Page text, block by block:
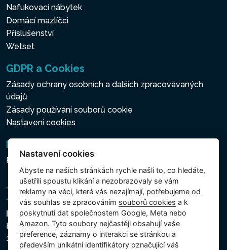
Nafukovací nábytek
Domácí mazlíčci
Příslušenství
Wetset
GDPR a Cookies
Zásady ochrany osobních a dalších zpracovávaných
údajů
Zásady používání souborů cookie
Nastavení cookies
Newsletter
Přihlášení k odběru novinek
Intex Trading, s.r.o.
Hradecká 2526/3
130 00 Praha 3 - Česká republika
Nastavení cookies
Abyste na našich stránkách rychle našli to, co hledáte,
ušetřili spoustu klikání a nezobrazovaly se vám
reklamy na věci, které vás nezajímají, potřebujeme od
vás souhlas se zpracováním souborů cookies a k
poskytnutí dat společnostem Google, Meta nebo
Amazon. Tyto soubory nejčastěji obsahují vaše
preference, záznamy o interakci se stránkou a
především unikátní identifikátory označující váš